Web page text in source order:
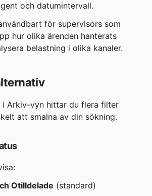
och datumintervall.
för supervisors som
hur olika ärenden hanterats
belastning i olika kanaler.
i Arkiv-vyn hittar du flera filter
att smalna av din sökning.
Otilldelade (standard)